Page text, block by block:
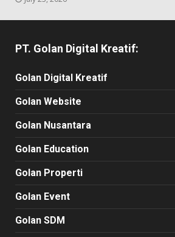
PT. Golan Digital Kreatif:
Golan Digital Kreatif
Golan Website
Golan Nusantara
Golan Education
Golan Properti
Golan Event
Golan SDM